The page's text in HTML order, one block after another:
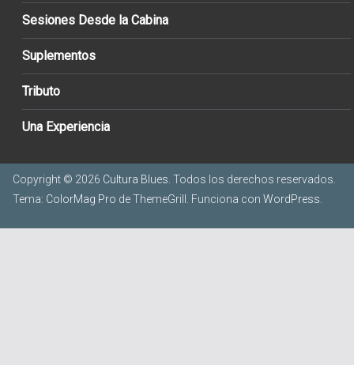
Sesiones Desde la Cabina
Suplementos
Tributo
Una Experiencia
Copyright © 2026 Cultura Blues . Todos los derechos reservados.
Tema: ColorMag Pro de ThemeGrill. Funciona con WordPress